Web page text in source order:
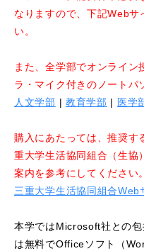
なりますので、下記Webサ
い。
また、全学部でオンライン
ラ・マイク付きのノートパ
人文学部 | 教育学部 | 医学
購入にあたっては、推奨す
重大学生活協同組合（生協
案内を参考にしてください。
三重大学生活協同組合Web
本学ではMicrosoft社との
は無料でOfficeソフト（